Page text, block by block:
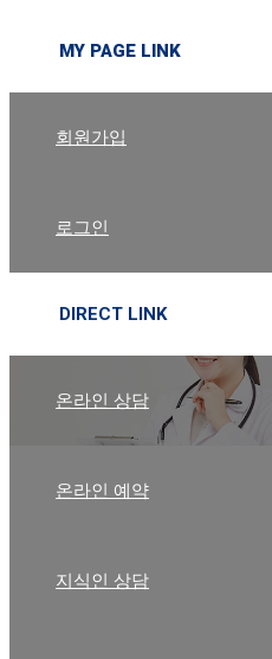
MY PAGE LINK
회원가입
로그인
DIRECT LINK
온라인 상담
온라인 예약
지식인 상담